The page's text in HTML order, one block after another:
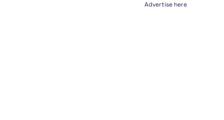
Advertise here